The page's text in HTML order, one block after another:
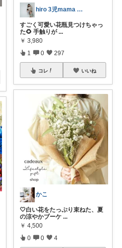
hiro 3児mama 𓅸 𓂃♡
すごく可愛い花瓶見つけちゃっ
た🌻 手触りが ...
￥ 3,980
1 0 297
コレ いいね
かこ
🤍白い花をたっぷり束ねた、夏
の涼やかブーケ ...
￥ 4,500
0 0 4